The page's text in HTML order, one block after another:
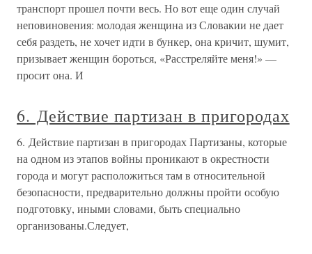
транспорт прошел почти весь. Но вот еще один случай
неповиновения: молодая женщина из Словакии не дает
себя раздеть, не хочет идти в бункер, она кричит, шумит,
призывает женщин бороться, «Расстреляйте меня!» —
просит она. И
6. Действие партизан в пригородах
6. Действие партизан в пригородах Партизаны, которые
на одном из этапов войны проникают в окрестности
города и могут расположиться там в относительной
безопасности, предварительно должны пройти особую
подготовку, иными словами, быть специально
организованы.Следует,